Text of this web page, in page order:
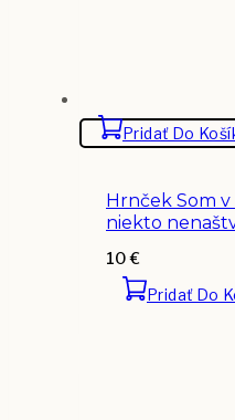
Pridať Do
Hrnček Som
niekto
10€
Pridať Do